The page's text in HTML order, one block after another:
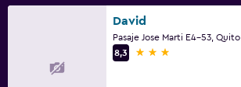
David
Pasaje Jose Marti E4-53, Quito
8,3
3 estrellas